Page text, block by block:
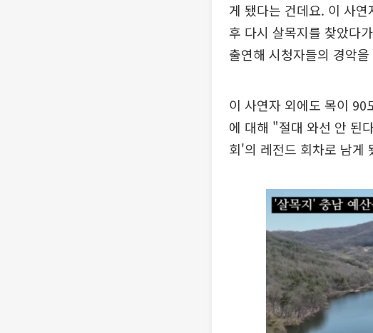
게 됐다는 건데요. 이 사
후 다시 살목지를 찾았다
출연해 시청자들의 경악
이 사연자 외에도 목이 90
에 대해 "절대 와선 안 된
회'의 레전드 회차로 남게